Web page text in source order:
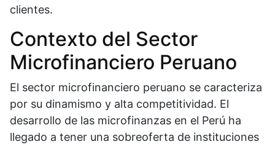
clientes.
Contexto del Sector
Microfinanciero Peruano
El sector microfinanciero peruano se caracteriza
por su dinamismo y alta competitividad. El
desarrollo de las microfinanzas en el Perú ha
llegado a tener una sobreoferta de instituciones